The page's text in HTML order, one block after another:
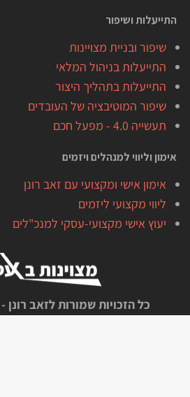
התייעלות ושיפור
שיפור ובניית מצויינות
התייעלות בניהול המלאי
התייעלות בתהליך היצור
שיפור המוטיבציה של העובדים
תעשייה 4.0 - מפעל חכם
אימון וליווי למנהלים ויזמים
אימון אישי ומקצועי עם זאב רונן
ליווי מקצועי ליזמים
יעוץ אישי מקצועי-עסקי למנכ"לים
כל הזכויות שמורות לזאב רונן